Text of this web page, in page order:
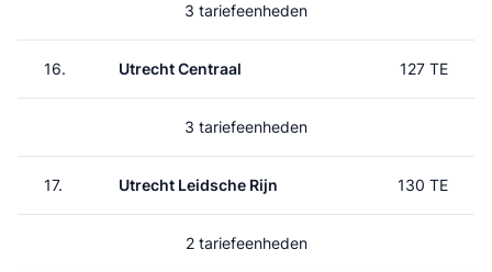
3 tariefeenheden
16. Utrecht Centraal 127 TE
3 tariefeenheden
17. Utrecht Leidsche Rijn 130 TE
2 tariefeenheden